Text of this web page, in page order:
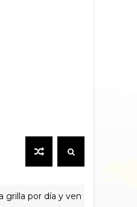
día y venta de entradas